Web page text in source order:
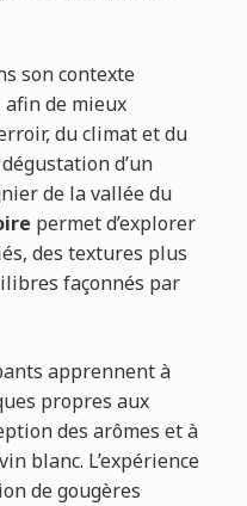
son contexte
de mieux
du climat et du
d’un
de la vallée du
permet d’explorer
des textures plus
façonnés par
apprennent à
propres aux
des arômes et à
blanc. L’expérience
de gougères